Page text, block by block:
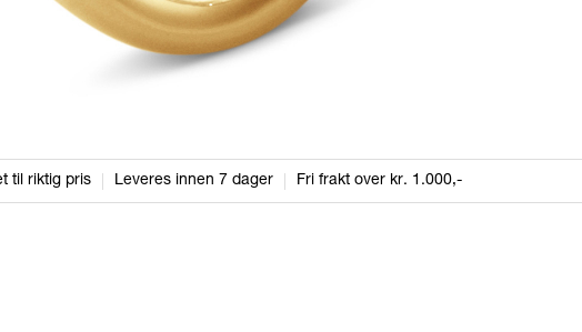
til riktig pris Leveres innen 7 dager Fri frakt over kr. 1.000,-